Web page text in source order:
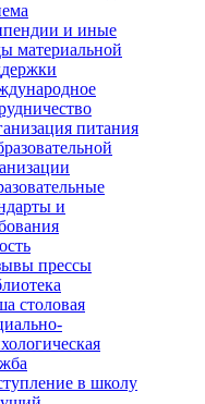
и иные
материальной
питания
и
прессы
столовая
в школу